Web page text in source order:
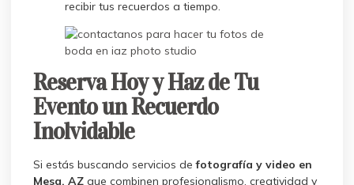
recibir tus recuerdos a tiempo.
Reserva Hoy y Haz de Tu
Evento un Recuerdo
Inolvidable
Si estás buscando servicios defotografía y video en
Mesa, AZ que combinen profesionalismo, creatividad y